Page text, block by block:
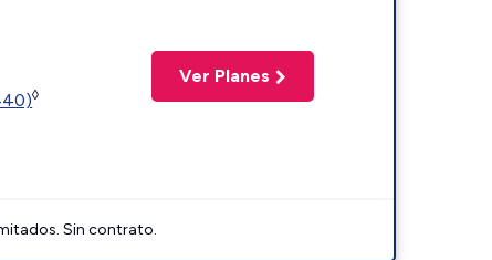
◊
Ver Planes
Sin contrato.